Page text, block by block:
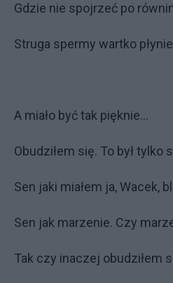
Gdzie nie spojrzeć po
Struga spermy wartko płynie
A miało być tak pięknie…
Obudziłem się. To był tylko
Sen jaki miałem ja, Wacek,
Sen jak marzenie. Czy
Tak czy inaczej obudziłem